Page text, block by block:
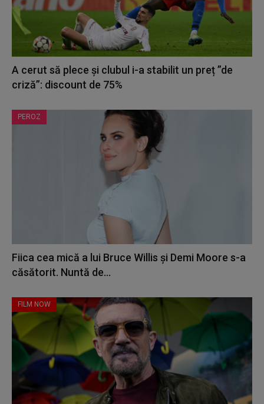
A cerut să plece și clubul i-a stabilit un preț ”de
criză”: discount de 75%
PEROZ
Fiica cea mică a lui Bruce Willis și Demi Moore s-a
căsătorit. Nuntă de...
FILM NOW